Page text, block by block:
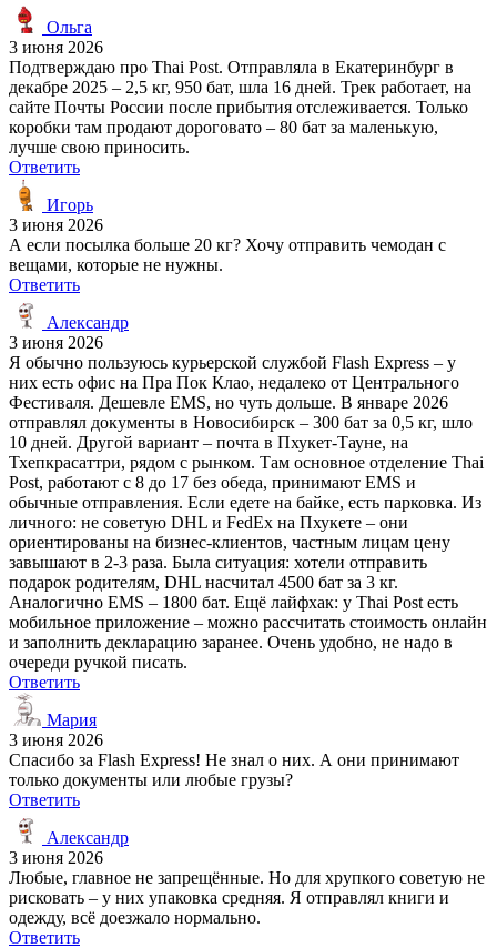
Ольга
3 июня 2026
Подтверждаю про Thai Post. Отправляла в Екатеринбург в
декабре 2025 – 2,5 кг, 950 бат, шла 16 дней. Трек работает, на
сайте Почты России после прибытия отслеживается. Только
коробки там продают дороговато – 80 бат за маленькую,
лучше свою приносить.
Ответить
Игорь
3 июня 2026
А если посылка больше 20 кг? Хочу отправить чемодан с
вещами, которые не нужны.
Ответить
Александр
3 июня 2026
Я обычно пользуюсь курьерской службой Flash Express – у
них есть офис на Пра Пок Клао, недалеко от Центрального
Фестиваля. Дешевле EMS, но чуть дольше. В январе 2026
отправлял документы в Новосибирск – 300 бат за 0,5 кг, шло
10 дней. Другой вариант – почта в Пхукет-Тауне, на
Тхепкрасаттри, рядом с рынком. Там основное отделение Thai
Post, работают с 8 до 17 без обеда, принимают EMS и
обычные отправления. Если едете на байке, есть парковка. Из
личного: не советую DHL и FedEx на Пхукете – они
ориентированы на бизнес-клиентов, частным лицам цену
завышают в 2-3 раза. Была ситуация: хотели отправить
подарок родителям, DHL насчитал 4500 бат за 3 кг.
Аналогично EMS – 1800 бат. Ещё лайфхак: у Thai Post есть
мобильное приложение – можно рассчитать стоимость онлайн
и заполнить декларацию заранее. Очень удобно, не надо в
очереди ручкой писать.
Ответить
Мария
3 июня 2026
Спасибо за Flash Express! Не знал о них. А они принимают
только документы или любые грузы?
Ответить
Александр
3 июня 2026
Любые, главное не запрещённые. Но для хрупкого советую не
рисковать – у них упаковка средняя. Я отправлял книги и
одежду, всё доезжало нормально.
Ответить